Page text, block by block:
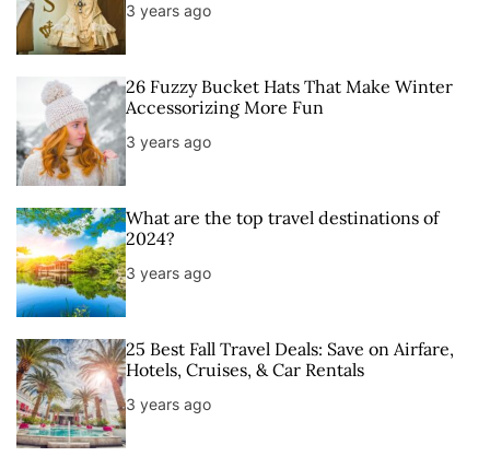
3 years ago
26 Fuzzy Bucket Hats That Make Winter
Accessorizing More Fun
3 years ago
What are the top travel destinations of
2024?
3 years ago
25 Best Fall Travel Deals: Save on Airfare,
Hotels, Cruises, & Car Rentals
3 years ago